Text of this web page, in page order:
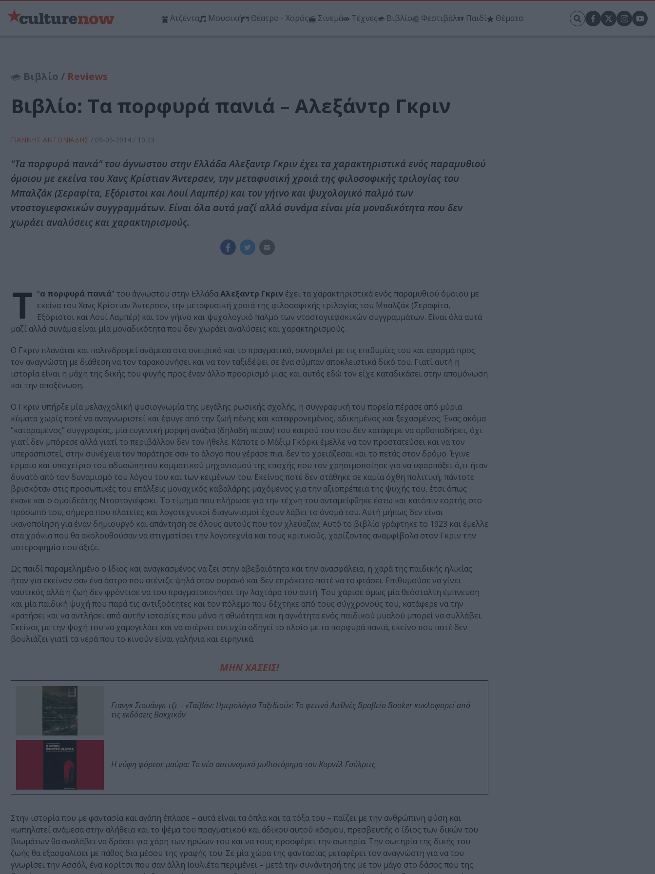
Ατζέντα Μουσική Θέατρο - Χορός Σινεμά Τέχνες Βιβλίο Φεστιβάλ Παιδί Θέματα
Βιβλίο / Reviews
Βιβλίο: Τα πορφυρά πανιά – Αλεξάντρ Γκριν
ΓΙΑΝΝΗΣ ΑΝΤΩΝΙΑΔΗΣ / 09-05-2014 / 10:23
"Τα πορφυρά πανιά" του άγνωστου στην Ελλάδα Αλεξαντρ Γκριν έχει τα χαρακτηριστικά ενός παραμυθιού
όμοιου με εκείνα του Χανς Κρίστιαν Άντερσεν, την μεταφυσική χροιά της φιλοσοφικής τριλογίας του
Μπαλζάκ (Σεραφίτα, Εξόριστοι και Λουί Λαμπέρ) και τον γήινο και ψυχολογικό παλμό των
ντοστογιεφσκικών συγγραμμάτων. Είναι όλα αυτά μαζί αλλά συνάμα είναι μία μοναδικότητα που δεν
χωράει αναλύσεις και χαρακτηρισμούς.
“
Τ α πορφυρά πανιά” του άγνωστου στην ΕλλάδαΑλεξαντρ Γκριν έχει τα χαρακτηριστικά ενός παραμυθιού όμοιου με
εκείνα του Χανς Κρίστιαν Άντερσεν, την μεταφυσική χροιά της φιλοσοφικής τριλογίας του Μπαλζάκ (Σεραφίτα,
Εξόριστοι και Λουί Λαμπέρ) και τον γήινο και ψυχολογικό παλμό των ντοστογιεφσκικών συγγραμμάτων. Είναι όλα αυτά
μαζί αλλά συνάμα είναι μία μοναδικότητα που δεν χωράει αναλύσεις και χαρακτηρισμούς.
Ο Γκριν πλανάται και παλινδρομεί ανάμεσα στο ονειρικό και το πραγματικό, συνομιλεί με τις επιθυμίες του και εφορμά προς
τον αναγνώστη με διάθεση να τον ταρακουνήσει και να τον ταξιδέψει σε ένα σύμπαν αποκλειστικά δικό του. Γιατί αυτή η
ιστορία είναι η μάχη της δικής του φυγής προς έναν άλλο προορισμό μιας και αυτός εδώ τον είχε καταδικάσει στην απομόνωση
και την αποξένωση.
Ο Γκριν υπήρξε μία μελαγχολική φυσιογνωμία της μεγάλης ρωσικής σχολής, η συγγραφική του πορεία πέρασε από μύρια
κύματα χωρίς ποτέ να αναγνωριστεί και έφυγε από την ζωή πένης και καταφρονεμένος, αδικημένος και ξεχασμένος. Ένας ακόμα
“καταραμένος” συγγραφέας, μία ευγενική μορφή ανάξια (δηλαδή πέραν) του καιρού του που δεν κατάφερε να ορθοποδήσει, όχι
γιατί δεν μπόρεσε αλλά γιατί το περιβάλλον δεν τον ήθελε. Κάποτε ο Μάξιμ Γκόρκι έμελλε να τον προστατεύσει και να τον
υπερασπιστεί, στην συνέχεια τον παράτησε σαν το άλογο που γέρασε πια, δεν το χρειάζεσαι και το πετάς στον δρόμο. Έγινε
έρμαιο και υποχείριο του αδυσώπητου κομματικού μηχανισμού της εποχής που τον χρησιμοποίησε για να υφαρπάξει ό,τι ήταν
δυνατό από τον δυναμισμό του λόγου του και των κειμένων του. Εκείνος ποτέ δεν στάθηκε σε καμία όχθη πολιτική, πάντοτε
βρισκόταν στις προσωπικές του επάλξεις μοναχικός καβαλάρης μαχόμενος για την αξιοπρέπεια της ψυχής του, έτσι όπως
έκανε και ο ομοϊδεάτης Ντοστογιέφσκι. Το τίμημα που πλήρωσε για την τέχνη του ανταμείφθηκε έστω και κατόπιν εορτής στο
πρόσωπό του, σήμερα που πλατείες και λογοτεχνικοί διαγωνισμοί έχουν λάβει το όνομά του. Αυτή μήπως δεν είναι
ικανοποίηση για έναν δημιουργό και απάντηση σε όλους αυτούς που τον χλεύαζαν; Αυτό το βιβλίο γράφτηκε το 1923 και έμελλε
στα χρόνια που θα ακολουθούσαν να στιγματίσει την λογοτεχνία και τους κριτικούς, χαρίζοντας αναμφίβολα στον Γκριν την
υστεροφημία που άξιζε.
Ως παιδί παραμελημένο ο ίδιος και αναγκασμένος να ζει στην αβεβαιότητα και την ανασφάλεια, η χαρά της παιδικής ηλικίας
ήταν για εκείνον σαν ένα άστρο που ατένιζε ψηλά στον ουρανό και δεν επρόκειτο ποτέ να το φτάσει. Επιθυμούσε να γίνει
ναυτικός αλλά η ζωή δεν φρόντισε να του πραγματοποιήσει την λαχτάρα του αυτή. Του χάρισε όμως μία θεόσταλτη έμπνευση
και μία παιδική ψυχή που παρά τις αντιξοότητες και τον πόλεμο που δέχτηκε από τους σύγχρονούς του, κατάφερε να την
κρατήσει και να αντλήσει από αυτήν ιστορίες που μόνο η αθωότητα και η αγνότητα ενός παιδικού μυαλού μπορεί να συλλάβει.
Εκείνος με την ψυχή του να χαμογελάει και να σπέρνει ευτυχία οδηγεί το πλοίο με τα πορφυρά πανιά, εκείνο που ποτέ δεν
βουλιάζει γιατί τα νερά που το κινούν είναι γαλήνια και ειρηνικά.
ΜΗΝ ΧΑΣΕΙΣ!
Γιανγκ Σιουάνγκ-τζι – «Ταϊβάν: Ημερολόγιο Ταξιδιού»: Το φετινό Διεθνές Βραβείο Booker κυκλοφορεί από
τις εκδόσεις Βακχικόν
Η νύφη φόρεσε μαύρα: Το νέο αστυνομικό μυθιστόρημα του Κορνέλ Γούλριτς
Στην ιστορία που με φαντασία και αγάπη έπλασε – αυτά είναι τα όπλα και τα τόξα του – παίζει με την ανθρώπινη φύση και
κωπηλατεί ανάμεσα στην αλήθεια και το ψέμα του πραγματικού και άδικου αυτού κόσμου, πρεσβευτής ο ίδιος των δικών του
βιωμάτων θα αναλάβει να δράσει για χάρη των ηρώων του και να τους προσφέρει την σωτηρία. Την σωτηρία της δικής του
ζωής θα εξασφαλίσει με πάθος δια μέσου της γραφής του. Σε μία χώρα της φαντασίας μεταφέρει τον αναγνώστη για να του
γνωρίσει την Ασσόλ, ένα κορίτσι που σαν άλλη Ιουλιέτα περιμένει – μετά την συνάντησή της με τον μάγο στο δάσος που της